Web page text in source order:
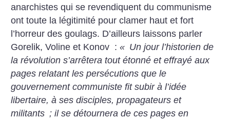
anarchistes qui se revendiquent du communisme
ont toute la légitimité pour clamer haut et fort
l’horreur des goulags. D’ailleurs laissons parler
Gorelik, Voline et Konov :« Un jour l’historien de
la révolution s’arrêtera tout étonné et effrayé aux
pages relatant les persécutions que le
gouvernement communiste fit subir à l’idée
libertaire, à ses disciples, propagateurs et
militants ; il se détournera de ces pages en